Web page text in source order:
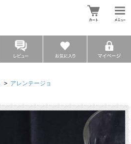
> アレンテージョ